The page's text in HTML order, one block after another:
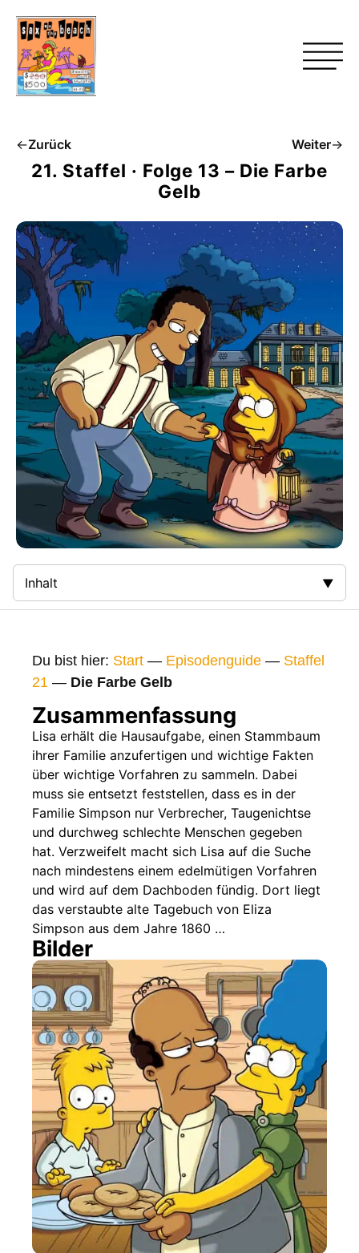
←Zurück Weiter→
21. Staffel · Folge 13 – Die Farbe
Gelb
Inhalt
Gags
Gaststars
Fakten
Sendetermine
Nächste / Vorherige Folge
Du bist hier: Start — Episodenguide — Staffel
21 — Die Farbe Gelb
Zusammenfassung
Lisa erhält die Hausaufgabe, einen Stammbaum
ihrer Familie anzufertigen und wichtige Fakten
über wichtige Vorfahren zu sammeln. Dabei
muss sie entsetzt feststellen, dass es in der
Familie Simpson nur Verbrecher, Taugenichtse
und durchweg schlechte Menschen gegeben
hat. Verzweifelt macht sich Lisa auf die Suche
nach mindestens einem edelmütigen Vorfahren
und wird auf dem Dachboden fündig. Dort liegt
das verstaubte alte Tagebuch von Eliza
Simpson aus dem Jahre 1860 …
Bilder